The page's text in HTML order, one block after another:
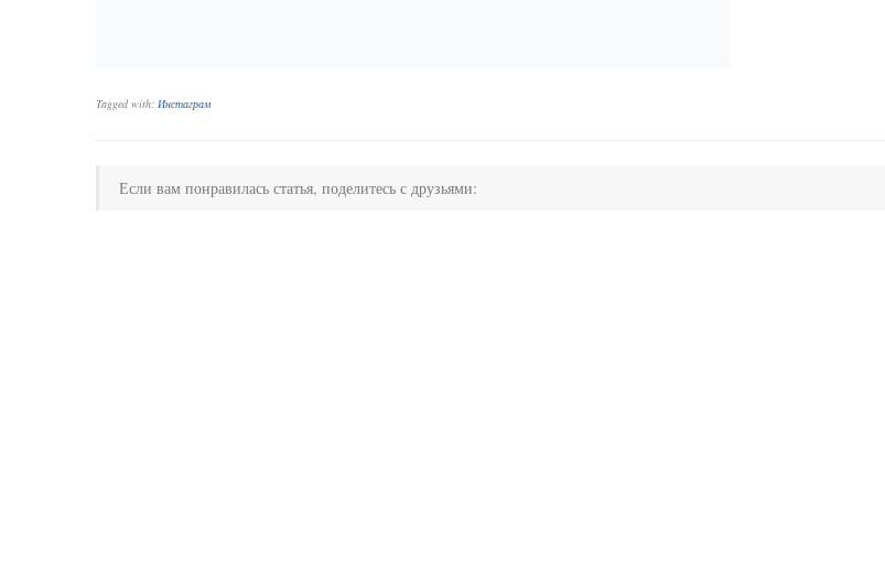
Tagged with: Инстаграм
Если вам понравилась статья, поделитесь с друзьями: